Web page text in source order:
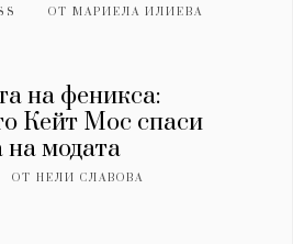
ОТМАРИЕЛА ИЛИЕВА
на феникса:
Кейт Мос спаси
на модата
ОТНЕЛИ СЛАВОВА